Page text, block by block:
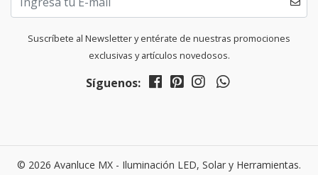
Suscríbete al Newsletter y entérate de nuestras promociones
exclusivas y artículos novedosos.
Síguenos:
© 2026 Avanluce MX - Iluminación LED, Solar y Herramientas.